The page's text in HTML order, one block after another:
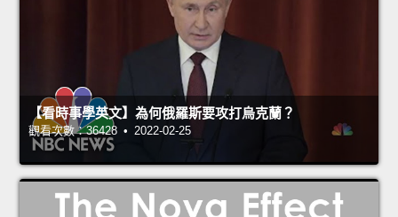
【看時事學英文】為何俄羅斯要攻打烏克蘭？
觀看次數：36428 • 2022-02-25